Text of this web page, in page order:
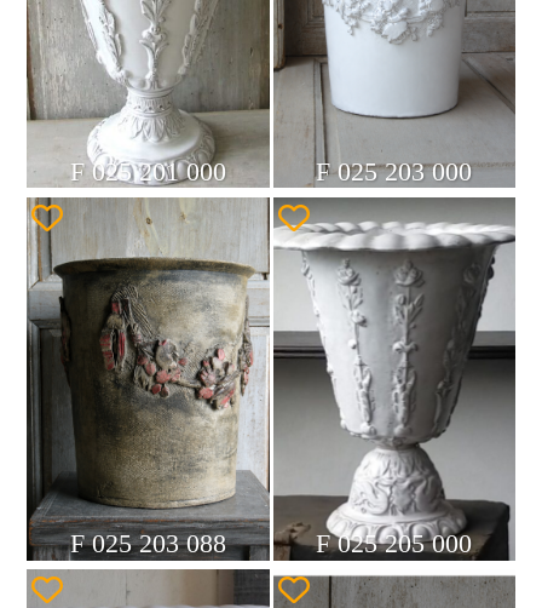
F 025 201 000 F 025 203 000
F 025 203 088 F 025 205 000